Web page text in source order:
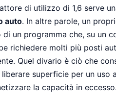
di utilizzo di 1,6 serve
auto. In altre parole, un
di un programma che, su un
richiedere molti più posti
Quel divario è ciò che
superficie per un uso
la capacità in eccesso.